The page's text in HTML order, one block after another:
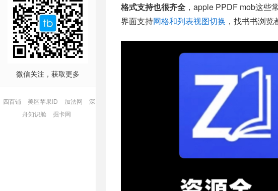
微信关注，获取更多
四百铺 美区苹果ID 加法网
深
舟知识舱
掘卡网
格式支持也很齐全 ，apple PPDF mob这些
界面支持网格和列表视图切换 ，找书书浏览